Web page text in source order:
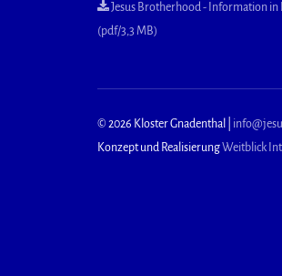
Jesus Brotherhood - Information in
(pdf/3,3 MB)
© 2026 Kloster Gnadenthal |
Konzept und RealisierungWeitblick